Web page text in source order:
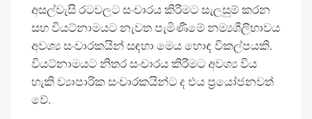
අසල්වැසි රටවලට සංචාරය කිරීමට සැලසුම් කරන
සහ වියට්නාමයට නැවත පැමිණීමේ නම්‍යශීලීභාවය
අවශ්‍ය සංචාරකයින් සඳහා මෙය හොඳ විකල්පයකි.
වියට්නාමයට නිතර සංචාරය කිරීමට අවශ්‍ය විය
හැකි ව්‍යාපාරික සංචාරකයින්ට ද එය ප්‍රයෝජනවත්
වේ.